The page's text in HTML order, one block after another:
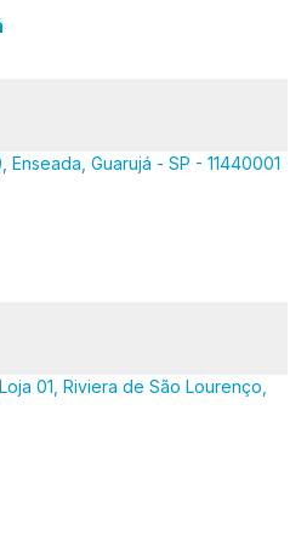
Guarujá - SP - 11440001
01, Riviera de São Lourenço,